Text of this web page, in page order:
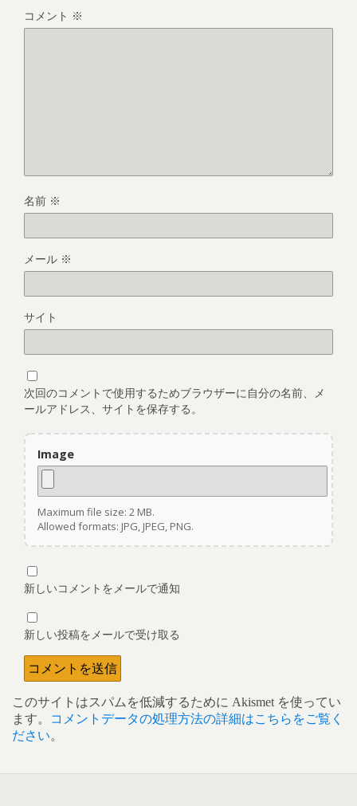
コメント ※
名前 ※
メール ※
サイト
次回のコメントで使用するためブラウザーに自分の名前、メ
ールアドレス、サイトを保存する。
Image
Maximum file size: 2 MB.
Allowed formats: JPG, JPEG, PNG.
新しいコメントをメールで通知
新しい投稿をメールで受け取る
このサイトはスパムを低減するために Akismet を使ってい
ます。
コメントデータの処理方法の詳細はこちらをご覧く
ださい。